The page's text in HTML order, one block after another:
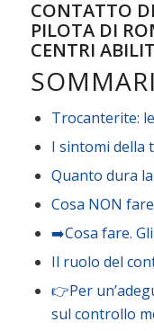
CONTATTO
PILOTA DI
CENTRI
Trocanterite:
I sintomi della
Quanto dura
Cosa NON
➡️Cosa fare.
Il ruolo del
👉Per
sul controllo